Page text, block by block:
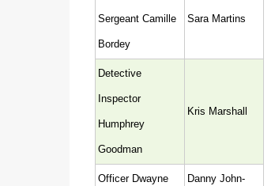
Sergeant Camille
Bordey
Sara Martins
Detective
Inspector
Humphrey
Goodman
Kris Marshall
Officer Dwayne Danny John-